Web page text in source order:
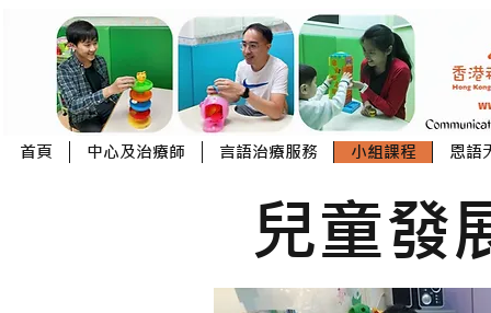
首頁 中心及治療師 言語治療服務 小組課程 恩語
兒童發